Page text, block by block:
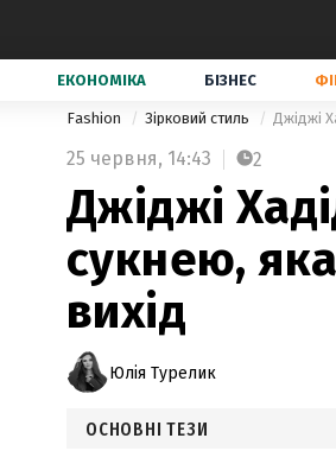
ЕКОНОМІКА БІЗНЕС
Fashion Зірковий стиль Джіджі
25 червня, 14:43 2
Джіджі
сукнею,
вихід
Юлія Турелик
ОСНОВНІ ТЕЗИ